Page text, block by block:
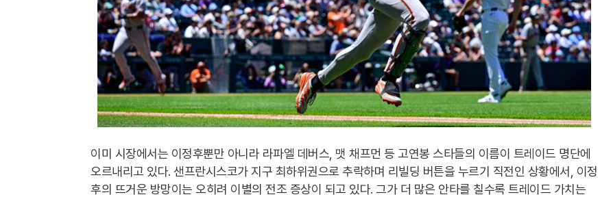
이미 시장에서는 이정후뿐만 아니라 라파엘 데버스, 맷 채프먼 등 고연봉 스타들의 이름이 트레이드 명단에
오르내리고 있다. 샌프란시스코가 지구 최하위권으로 추락하며 리빌딩 버튼을 누르기 직전인 상황에서, 이정
후의 뜨거운 방망이는 오히려 이별의 전조 증상이 되고 있다. 그가 더 많은 안타를 칠수록 트레이드 가치는